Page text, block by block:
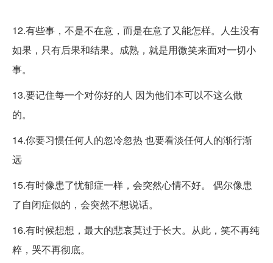
12.有些事，不是不在意，而是在意了又能怎样。人生没有
如果，只有后果和结果。成熟，就是用微笑来面对一切小
事。 ​​​​​​
13.要记住每一个对你好的人 因为他们本可以不这么做
的。 ​​​ ​​​​
14.你要习惯任何人的忽冷忽热 也要看淡任何人的渐行渐
远​ ​​​​
15.有时像患了忧郁症一样，会突然心情不好。 偶尔像患
了自闭症似的，会突然不想说话。 ​​​​
16.有时候想想，最大的悲哀莫过于长大。从此，笑不再纯
粹，哭不再彻底。 ​